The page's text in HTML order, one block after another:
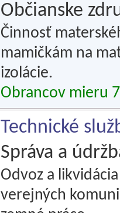
Občianske
Činnosť
mamičkám na
izolácie.
Obrancov mieru
Technické
Správa a
Odvoz a
verejných